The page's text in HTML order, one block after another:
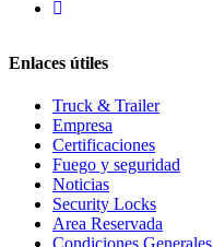
Enlaces útiles
Truck & Trailer
Empresa
Certificaciones
Fuego y seguridad
Noticias
Security Locks
Area Reservada